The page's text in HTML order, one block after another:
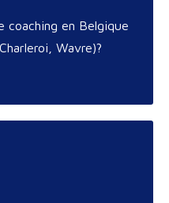
coaching en Belgique
Wavre)?